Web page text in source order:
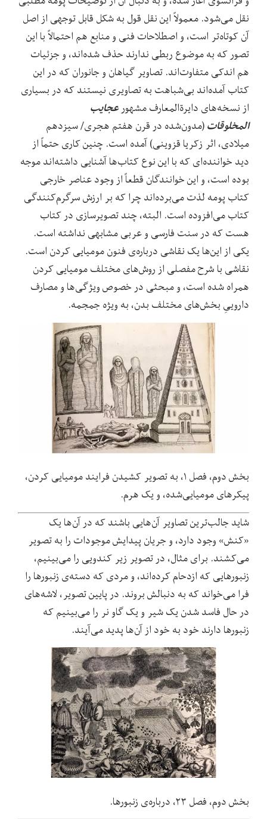
نقل میشود. معمولاً این نقل قول به شکل قابل توجهی از اصل
آن کوتاهتر است، و اصطلاحات فنی و منابع هم احتمالاً با این
تصور که به موضوع ربطی ندارند حذف شدهاند، و جزئیات
هم اندکی متفاوت‌اند. تصاویر گیاهان و جانوران که در این
کتاب آمده‌اند بی‌شباهت به تصاویری نیستند که در بسیاری
از نسخههای دایرﺓالمعارف مشهورعجایب
المخلوقات(مدون‌شده در قرن هفتم هجری/ سیزدهم
میلادی، اثر زکریا قزوینی) آمده است. چنین کاری حتماً از
دید خوانندهای که با این نوع کتاب‌ها آشنایی داشتهاند موجه
بوده است، و این خوانندگان قطعاً از وجود عناصر خارجی
کتاب پومه لذت میبردهاند چرا که بر ارزش سرگرمکنندگی
کتاب میافزوده است. البته، چند تصویرسازی در کتاب
هست که در سنت فارسی و عربی مشابهی نداشته است.
یکی از این ها یک نقاشی دربارهی فنون مومیایی کردن است.
نقاشی با شرح مفصلی از روشهای مختلف مومیایی کردن
همراه شده است، و مبحثی در خصوص ویژگیها و مصارف
داروییِ بخش‌های مختلف بدن، به ویژه جمجمه.
بخش دوم، فصل ۱، به تصویر کشیدن فرایند مومیایی کردن،
پیکرهای مومیاییشده، و یک هرم.
شاید جالبترین تصاویر آن هایی باشند که در آن‌ها یک
«کنش» وجود دارد، و جریان پیدایش موجودات را به تصویر
کشند. برای مثال، در تصویر زیر کندویی را میبینیم،
زنبورهایی که ازدحام کردهاند، و مردی که دستهی زنبورها را
فرا میخواند که به دنبالش بروند. در پایین تصویر، لاشههای
در حال فاسد شدن یک شیر و یک گاو نر را میبینیم که
زنبورها دارند خود به خود از آنها پدید میآیند.
بخش دوم، فصل ۲۳، درباره
ی زنبورها.